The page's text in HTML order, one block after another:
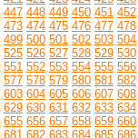
447 448 449 450 451 452
473 474 475 476 477 478
499 500 501 502 503 504
525 526 527 528 529 530
551 552 553 554 555 556
577 578 579 580 581 582
603 604 605 606 607 608
629 630 631 632 633 634
655 656 657 658 659 660
681 682 683 684 685 686